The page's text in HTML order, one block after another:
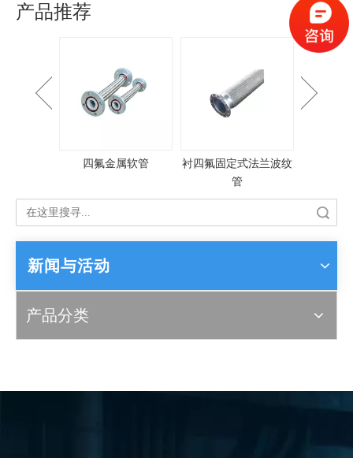
产品推荐
四氟金属软管
衬四氟固定式法兰波纹
管
新闻与活动
产品分类